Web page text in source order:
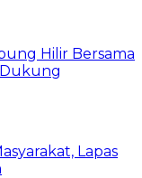
Hilir Bersama
Dukung
Lapas